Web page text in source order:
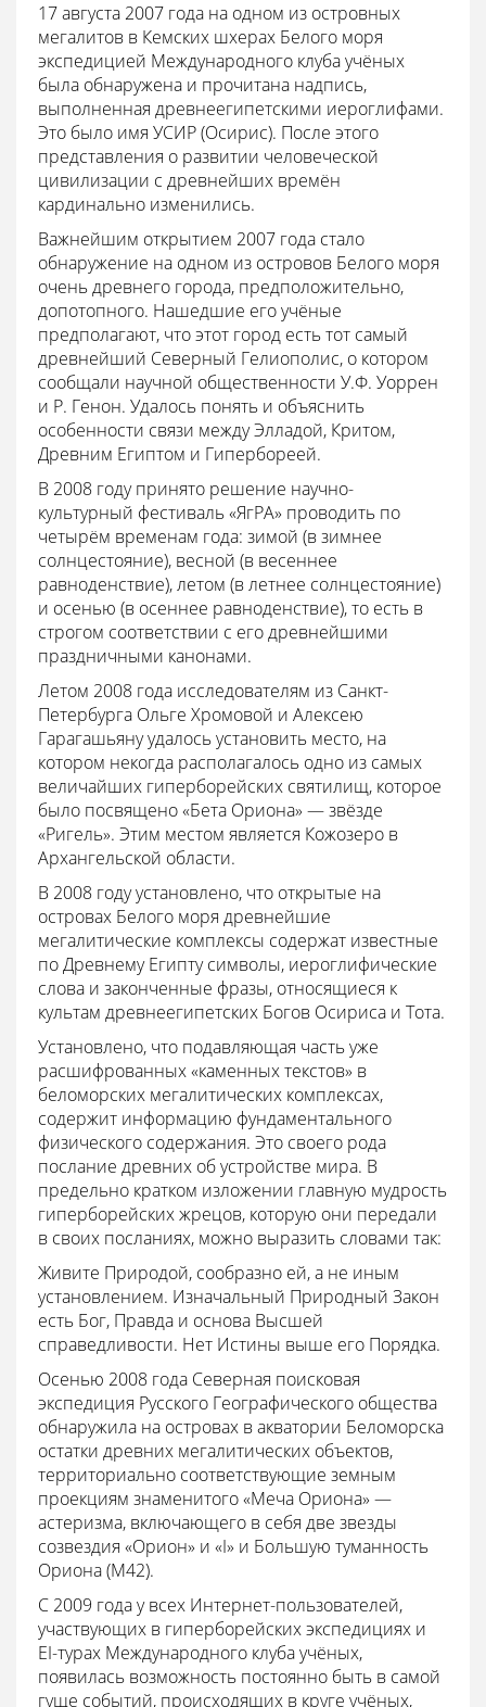
17 августа 2007 года на одном из островных
мегалитов в Кемских шхерах Белого моря
экспедицией Международного клуба учёных
была обнаружена и прочитана надпись,
выполненная древнеегипетскими иероглифами.
Это было имя УСИР (Осирис). После этого
представления о развитии человеческой
цивилизации с древнейших времён
кардинально изменились.
Важнейшим открытием 2007 года стало
обнаружение на одном из островов Белого моря
очень древнего города, предположительно,
допотопного. Нашедшие его учёные
предполагают, что этот город есть тот самый
древнейший Северный Гелиополис, о котором
сообщали научной общественности У.Ф. Уоррен
и Р. Генон. Удалось понять и объяснить
особенности связи между Элладой, Критом,
Древним Египтом и Гипербореей.
В 2008 году принято решение научно-
культурный фестиваль «ЯгРА» проводить по
четырём временам года: зимой (в зимнее
солнцестояние), весной (в весеннее
равноденствие), летом (в летнее солнцестояние)
и осенью (в осеннее равноденствие), то есть в
строгом соответствии с его древнейшими
праздничными канонами.
Летом 2008 года исследователям из Санкт-
Петербурга Ольге Хромовой и Алексею
Гарагашьяну удалось установить место, на
котором некогда располагалось одно из самых
величайших гиперборейских святилищ, которое
было посвящено «Бета Ориона» — звёзде
«Ригель». Этим местом является Кожозеро в
Архангельской области.
В 2008 году установлено, что открытые на
островах Белого моря древнейшие
мегалитические комплексы содержат известные
по Древнему Египту символы, иероглифические
слова и законченные фразы, относящиеся к
культам древнеегипетских Богов Осириса и Тота.
Установлено, что подавляющая часть уже
расшифрованных «каменных текстов» в
беломорских мегалитических комплексах,
содержит информацию фундаментального
физического содержания. Это своего рода
послание древних об устройстве мира. В
предельно кратком изложении главную мудрость
гиперборейских жрецов, которую они передали
в своих посланиях, можно выразить словами так:
Живите Природой, сообразно ей, а не иным
установлением. Изначальный Природный Закон
есть Бог, Правда и основа Высшей
справедливости. Нет Истины выше его Порядка.
Осенью 2008 года Северная поисковая
экспедиция Русского Географического общества
обнаружила на островах в акватории Беломорска
остатки древних мегалитических объектов,
территориально соответствующие земным
проекциям знаменитого «Меча Ориона» —
астеризма, включающего в себя две звезды
созвездия «Орион» и «I» и Большую туманность
Ориона (М42).
С 2009 года у всех Интернет-пользователей,
участвующих в гиперборейских экспедициях и
EI-турах Международного клуба учёных,
появилась возможность постоянно быть в самой
гуще событий, происходящих в круге учёных,